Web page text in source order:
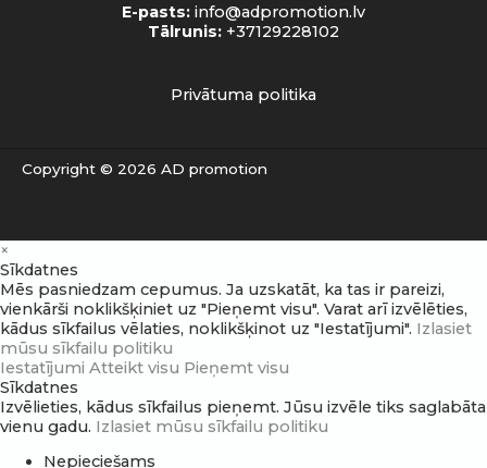
E-pasts: info@adpromotion.lv
Tālrunis: +37129228102
Privātuma politika
Copyright © 2026 AD promotion
×
Sīkdatnes
Mēs pasniedzam cepumus. Ja uzskatāt, ka tas ir pareizi,
vienkārši noklikšķiniet uz "Pieņemt visu". Varat arī izvēlēties,
kādus sīkfailus vēlaties, noklikšķinot uz "Iestatījumi". Izlasiet
mūsu sīkfailu politiku
Iestatījumi Atteikt visu Pieņemt visu
Sīkdatnes
Izvēlieties, kādus sīkfailus pieņemt. Jūsu izvēle tiks saglabāta
vienu gadu. Izlasiet mūsu sīkfailu politiku
Nepieciešams